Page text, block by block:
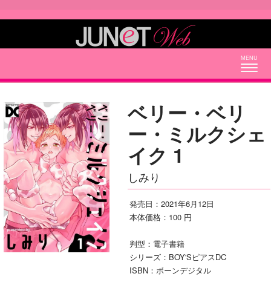
ベリー・ベリ
ー・ミルクシェ
イク 1
しみり
発売日：2021年6月12日
本体価格：100 円
判型：電子書籍
シリーズ：BOY'SピアスDC
ISBN：ボーンデジタル